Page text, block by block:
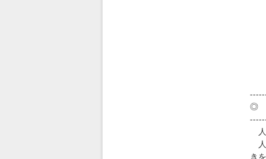
◎
人
人
き